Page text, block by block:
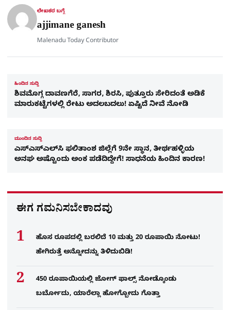
ಲೇಖಕರ ಬಗ್ಗೆ
ajjimane ganesh
Malenadu Today Contributor
ಹಿಂದಿನ ಸುದ್ದಿ
ಶಿವಮೊಗ್ಗ ದಾವಣಗೆರೆ, ಸಾಗರ, ಶಿರಸಿ, ಪುತ್ತೂರು ಸೇರಿದಂತೆ ಅಡಿಕೆ
ಮಾರುಕಟ್ಟೆಗಳಲ್ಲಿ ರೇಟು ಅದಲಬದಲು! ಏಷ್ಟಿದೆ ನೀವೆ ನೋಡಿ
ಮುಂದಿನ ಸುದ್ದಿ
ಎಸ್‌ಎಸ್‌ಎಲ್‌ಸಿ ಫಲಿತಾಂಶ ಜಿಲ್ಲೆಗೆ 9ನೇ ಸ್ಥಾನ, ತೀರ್ಥಹಳ್ಳಿಯ
ಅನಘ ಅಷ್ಟೊಂದು ಅಂಕ ಪಡೆದಿದ್ದೇಗೆ! ಸಾಧನೆಯ ಹಿಂದಿನ ಕಾರಣ!
ಈಗ ಗಮನಿಸಬೇಕಾದವು
ಹೊಸ ರೂಪದಲ್ಲಿ ಬರಲಿದೆ 10 ಮತ್ತು 20 ರೂಪಾಯಿ ನೋಟು!
ಹೇಗಿರುತ್ತೆ ಅನ್ನೋದನ್ನು ತಿಳಿದುಬಿಡಿ!
450 ರೂಪಾಯಿಯಲ್ಲಿ ಜೋಗ್​ ಫಾಲ್ಸ್​ ನೋಡ್ಕೊಂಡು
ಬರ್ಬೋದು, ಯಾರೆಲ್ಲಾ ಹೋಗ್ಬೋದು ಗೊತ್ತಾ